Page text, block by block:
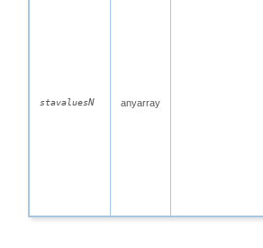
stavaluesN anyarray